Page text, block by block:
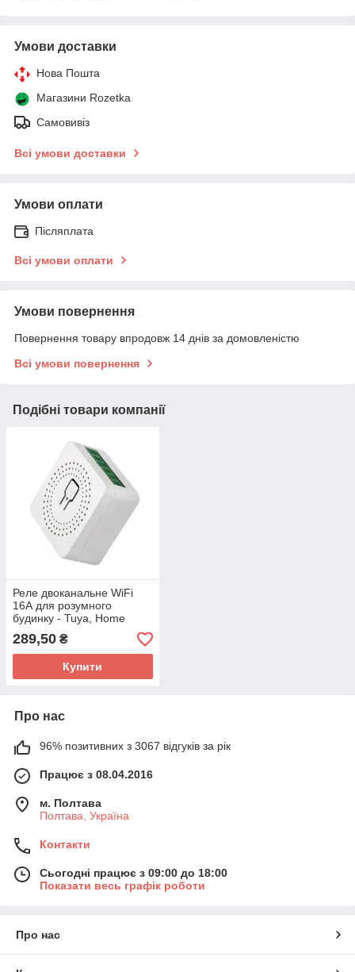
Умови доставки
Нова Пошта
Магазини Rozetka
Самовивіз
Всі умови доставки
Умови оплати
Післяплата
Всі умови оплати
Умови повернення
Повернення товару впродовж 14 днів за домовленістю
Всі умови повернення
Подібні товари компанії
Реле двоканальне WiFi
16А для розумного
будинку - Tuya, Home
Assistant, Smart Life
289,50 ₴
Купити
Про нас
96% позитивних з 3067 відгуків за рік
Працює з 08.04.2016
м. Полтава
Полтава, Україна
Контакти
Сьогодні працює з 09:00 до 18:00
Показати весь графік роботи
Про нас